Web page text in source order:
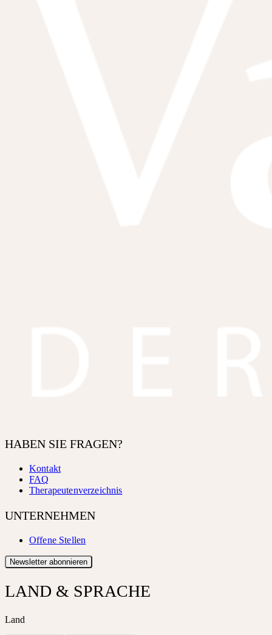
HABEN SIE FRAGEN?
Kontakt
FAQ
Therapeutenverzeichnis
UNTERNEHMEN
Offene Stellen
Newsletter abonnieren
LAND & SPRACHE
Land